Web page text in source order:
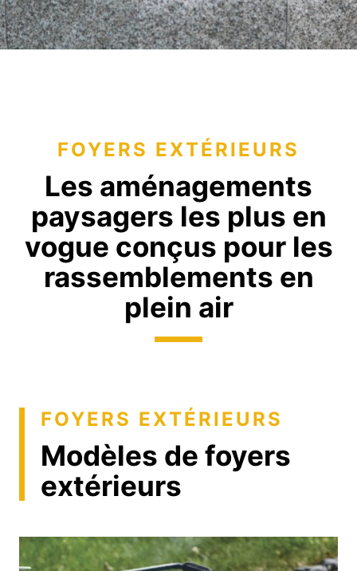
FOYERS EXTÉRIEURS
Les aménagements
paysagers les plus en
vogue conçus pour les
rassemblements en
plein air
FOYERS EXTÉRIEURS
Modèles de foyers
extérieurs